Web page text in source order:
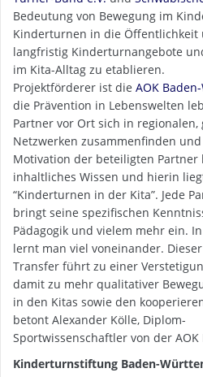
Bedeutung von Bewegung im
Kinderturnen in die Öffentlichkeit
langfristig Kinderturnangebote
im Kita-Alltag zu etablieren.
Projektförderer ist die AOK
die Prävention in Lebenswelten
Partner vor Ort sich in
Netzwerken zusammenfinden
Motivation der beteiligten Partner
inhaltliches Wissen und hierin
“Kinderturnen in der Kita”. Jede
bringt seine spezifischen
Pädagogik und vielem mehr ein.
lernt man viel voneinander.
Transfer führt zu einer
damit zu mehr qualitativer
in den Kitas sowie den
betont Alexander Kölle, Diplom-
Sportwissenschaftler von der
Kinderturnstiftung Baden-